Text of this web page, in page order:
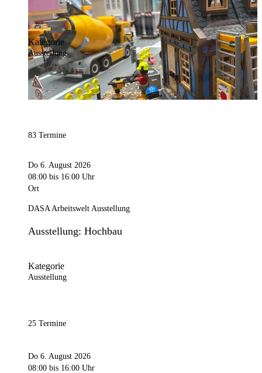
Kategorie
Ausstellung
83 Termine
Do 6. August 2026
08:00 bis 16:00 Uhr
Ort
DASA Arbeitswelt Ausstellung
Ausstellung: Hochbau
Kategorie
Ausstellung
25 Termine
Do 6. August 2026
08:00 bis 16:00 Uhr